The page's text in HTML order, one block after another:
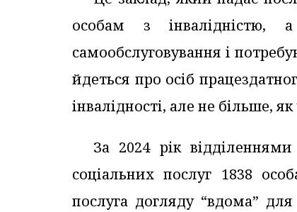
особам з
самообслуговування і
йдеться про осіб
інвалідності, але не більше,
За 2024 рік
соціальних послуг 1838
послуга догляду “вдома”